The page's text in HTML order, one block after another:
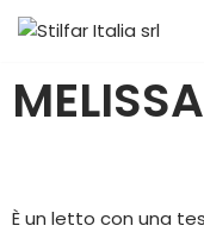
al
contenuto
MELISSA
È un letto con una